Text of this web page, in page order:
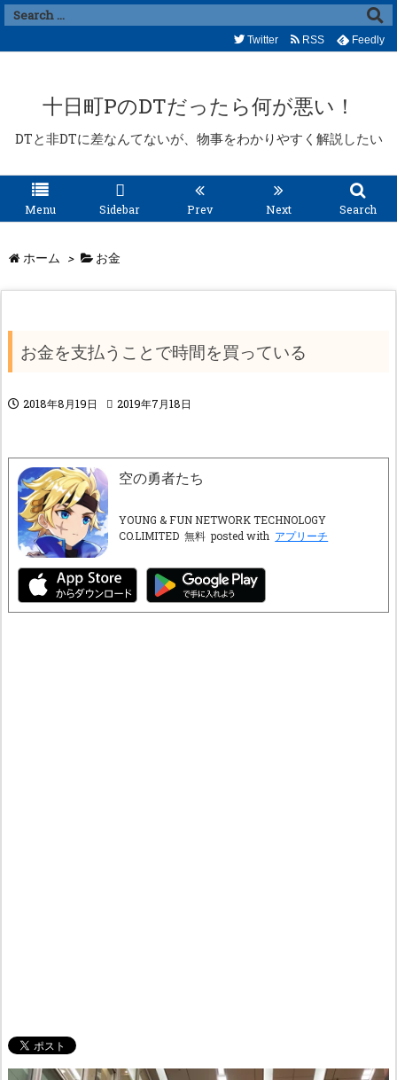
十日町PのDTだったら何が悪い！
DTと非DTに差なんてないが、物事をわかりやすく解説したい
Menu Sidebar Prev Next Search
Twitter RSS Feedly
ホーム > お金
お金を支払うことで時間を買っている
2018年8月19日 2019年7月18日
空の勇者たち
YOUNG & FUN NETWORK TECHNOLOGY
CO.LIMITED 無料 posted with アプリーチ